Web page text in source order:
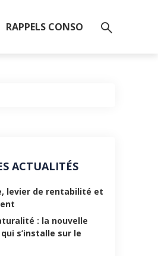
RAPPELS CONSO
ACTUALITÉS
levier de rentabilité et
: la nouvelle
s’installe sur le